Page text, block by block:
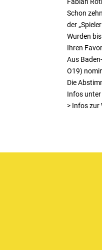
Schon
der
Wurden
Ihren
Aus
O19)
Die
Infos
> Infos zur